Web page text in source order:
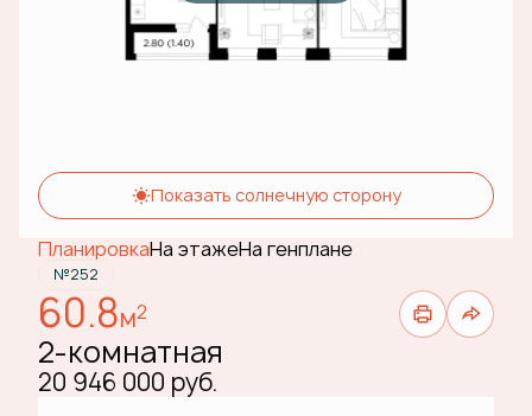
Показать солнечную сторону
ПланировкаНа этажеНа генплане
№252
60.8м2
2-комнатная
20 946 000 руб.